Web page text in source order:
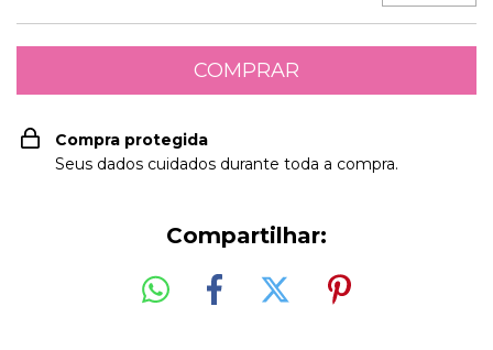
Compra protegida
Seus dados cuidados durante toda a compra.
Compartilhar: